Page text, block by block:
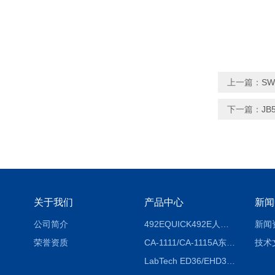
上一篇：
下一篇：
关于我们
公司简介
荣誉资质
产品中心
CA-1111/CA-1115A东京理化EYELA CA-1111/CA-1115A冷却水循环装置
新
新闻
技术